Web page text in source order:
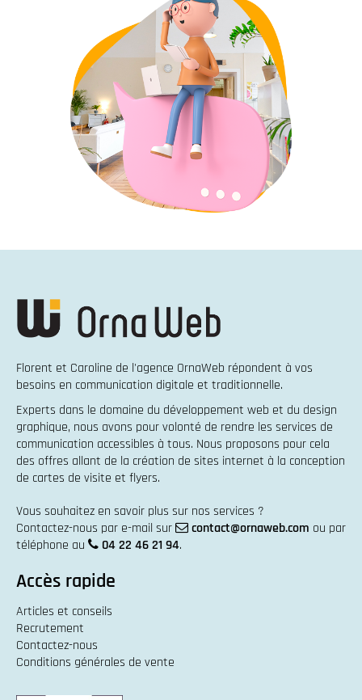
Florent et Caroline de l'agence OrnaWeb répondent à vos
besoins en communication digitale et traditionnelle.
Experts dans le domaine du développement web et du design
graphique, nous avons pour volonté de rendre les services de
communication accessibles à tous. Nous proposons pour cela
des offres allant de la création de sites internet à la conception
de cartes de visite et flyers.
Vous souhaitez en savoir plus sur nos services ?
Contactez-nous par e-mail sur
contact@ornaweb.com ou par
téléphone au
04 22 46 21 94.
Accès rapide
Articles et conseils
Recrutement
Contactez-nous
Conditions générales de vente